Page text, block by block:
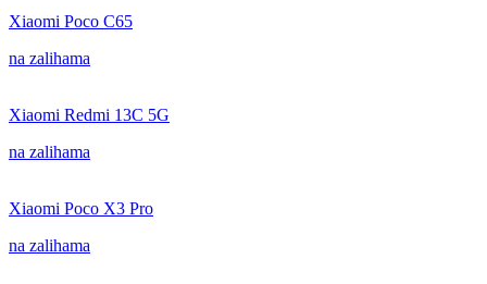
Xiaomi Poco C65
na zalihama
Xiaomi Redmi 13C 5G
na zalihama
Xiaomi Poco X3 Pro
na zalihama